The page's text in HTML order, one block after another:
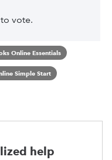
to vote.
Online Essentials
Simple Start
help